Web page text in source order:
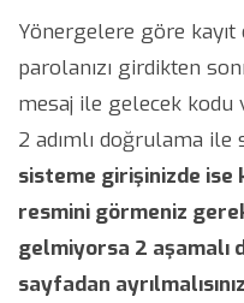
Yönergelere göre
parolanızı girdikten
mesaj ile gelecek
2 adımlı doğrulama ile
sisteme girişinizde ise
resmini görmeniz
gelmiyorsa 2 aşamalı
sayfadan